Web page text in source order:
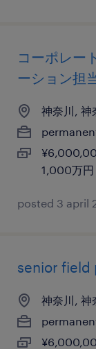
コーポレー
ーション担
神奈川, 神
1,000万円
posted 3 april
senior field
神奈川, 神